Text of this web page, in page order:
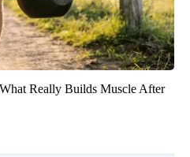
Really Builds Muscle After